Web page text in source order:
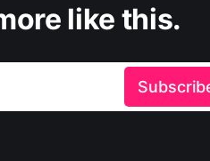
like this.